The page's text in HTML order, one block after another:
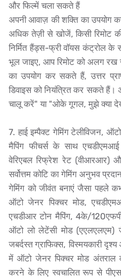
और फिल्में चला सकते हैं
अपनी आवाज़ की शक्ति का उपयोग
अधिक तेज़ी से खोजें, किसी रिमोट
निर्मित हैंड्स-फ्री वॉयस कंट्रोल के
भूल जाइए, आप रिमोट को अलग
का उपयोग कर सकते हैं, उत्तर
डिवाइस को नियंत्रित कर सकते
चालू करें" या "ओके गूगल, मुझे क्या
7. हाई इम्पैक्ट गेमिंग टेलीविजन,
मैपिंग फीचर्स के साथ
वेरिएबल रिफ्रेश रेट (वीआरआर)
सर्वोत्तम कोटि का गेमिंग अनुभव
गेमिंग को जीवंत बनाएं जैसा पहले
ऑटो जेनर पिक्चर मोड,
एचडीआर टोन मैपिंग, 4के/
ऑटो लो लेटेंसी मोड (एएलएलएम)
जबर्दस्त ग्राफिक्स, विस्मयकारी
में ऑटो जेनर पिक्चर मोड
करने के लिए स्वचालित रूप से